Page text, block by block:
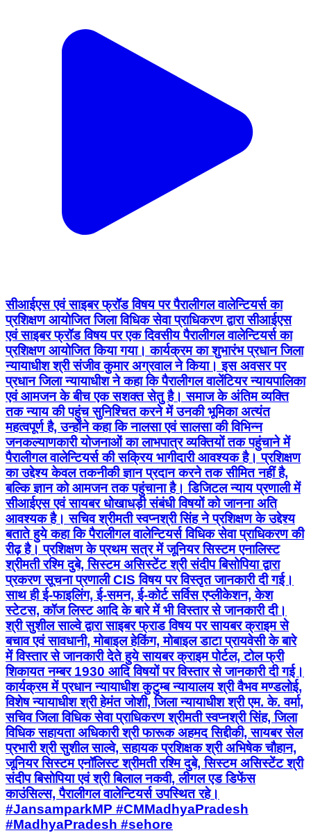
सीआईएस एवं साइबर फ्रॉड विषय पर पैरालीगल वालेन्टियर्स का
प्रशिक्षण आयोजित जिला विधिक सेवा प्राधिकरण द्वारा सीआईएस
एवं साइबर फ्रॉड विषय पर एक दिवसीय पैरालीगल वालेन्टियर्स का
प्रशिक्षण आयोजित किया गया। कार्यक्रम का शुभारंभ प्रधान जिला
न्यायाधीश श्री संजीव कुमार अग्रवाल ने किया। इस अवसर पर
प्रधान जिला न्यायाधीश ने कहा कि पैरालीगल वालेंटियर न्यायपालिका
एवं आमजन के बीच एक सशक्त सेतु है। समाज के अंतिम व्यक्ति
तक न्याय की पहुंच सुनिश्चित करने में उनकी भूमिका अत्यंत
महत्वपूर्ण है, उन्होंने कहा कि नालसा एवं सालसा की विभिन्न
जनकल्याणकारी योजनाओं का लाभपात्र व्यक्तियों तक पहुंचाने में
पैरालीगल वालेन्टियर्स की सक्रिय भागीदारी आवश्यक है। प्रशिक्षण
का उद्देश्य केवल तकनीकी ज्ञान प्रदान करने तक सीमित नहीं है,
बल्कि ज्ञान को आमजन तक पहुंचाना है। डिजिटल न्याय प्रणाली में
सीआईएस एवं सायबर धोखाधड़ी संबंधी विषयों को जानना अति
आवश्यक है। सचिव श्रीमती स्वप्नश्री सिंह ने प्रशिक्षण के उद्देश्य
बताते हुये कहा कि पैरालीगल वालेन्टियर्स विधिक सेवा प्राधिकरण की
रीढ़ है। प्रशिक्षण के प्रथम सत्र में जूनियर सिस्टम एनालिस्ट
श्रीमती रश्मि दुबे, सिस्टम असिस्टेंट श्री संदीप बिसोपिया द्वारा
प्रकरण सूचना प्रणाली CIS विषय पर विस्तृत जानकारी दी गई।
साथ ही ई-फाइलिंग, ई-समन, ई-कोर्ट सर्विस एप्लीकेशन, केश
स्टेटस, कॉज लिस्ट आदि के बारे में भी विस्तार से जानकारी दी।
श्री सुशील साल्वे द्वारा साइबर फ्राड विषय पर सायबर क्राइम से
बचाव एवं सावधानी, मोबाइल हेकिंग, मोबाइल डाटा प्रायवेसी के बारे
में विस्तार से जानकारी देते हुये सायबर क्राइम पोर्टल, टोल फ्री
शिकायत नम्बर 1930 आदि विषयों पर विस्तार से जानकारी दी गई।
कार्यक्रम में प्रधान न्यायाधीश कुटुम्ब न्यायालय श्री वैभव मण्डलोई,
विशेष न्यायाधीश श्री हेमंत जोशी, जिला न्यायाधीश श्री एम. के. वर्मा,
सचिव जिला विधिक सेवा प्राधिकरण श्रीमती स्वप्नश्री सिंह, जिला
विधिक सहायता अधिकारी श्री फारूक अहमद सिद्दीकी, सायबर सेल
प्रभारी श्री सुशील साल्वे, सहायक प्रशिक्षक श्री अभिषेक चौहान,
जूनियर सिस्टम एनॉलिस्ट श्रीमती रश्मि दुबे, सिस्टम असिस्टेंट श्री
संदीप बिसोपिया एवं श्री बिलाल नकवी, लीगल एड डिफेंस
काउंसिल्स, पैरालीगल वालेन्टियर्स उपस्थित रहे।
#JansamparkMP #CMMadhyaPradesh
#MadhyaPradesh #sehore